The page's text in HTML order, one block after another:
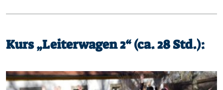
Kurs „Leiterwagen 2“ (ca. 28 Std.):